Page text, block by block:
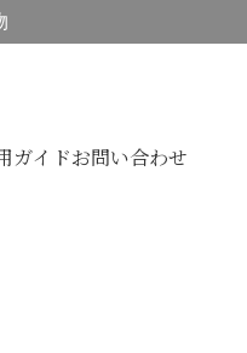
ガイドお問い合わせ